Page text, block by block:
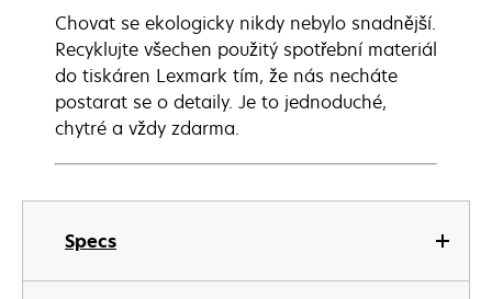
Specs
Chovat se ekologicky nikdy nebylo snadnější.
Recyklujte všechen použitý spotřební materiál
do tiskáren Lexmark tím, že nás necháte
postarat se o detaily. Je to jednoduché,
chytré a vždy zdarma.